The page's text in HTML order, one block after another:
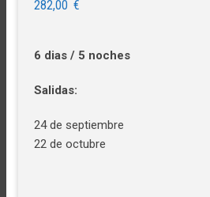
282,00 €
6 dias / 5 noches
Salidas:
24 de septiembre
22 de octubre